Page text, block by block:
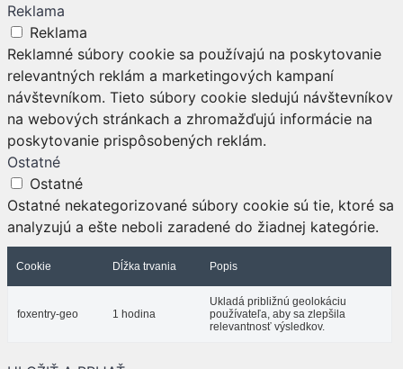
Reklama
Reklama
Reklamné súbory cookie sa používajú na poskytovanie
relevantných reklám a marketingových kampaní
návštevníkom. Tieto súbory cookie sledujú návštevníkov
na webových stránkach a zhromažďujú informácie na
poskytovanie prispôsobených reklám.
Ostatné
Ostatné
Ostatné nekategorizované súbory cookie sú tie, ktoré sa
analyzujú a ešte neboli zaradené do žiadnej kategórie.
Cookie Dĺžka trvania Popis
foxentry-geo 1 hodina
Ukladá približnú geolokáciu
používateľa, aby sa zlepšila
relevantnosť výsledkov.